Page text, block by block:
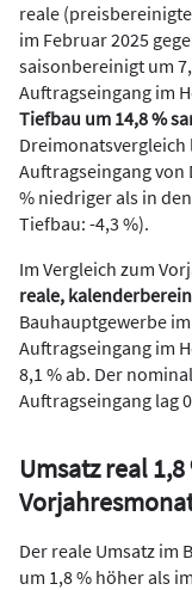
reale
im Februar 2025
saisonbereinigt um
Auftragseingang im
Tiefbau um 14,8 %
Auftragseingang von
% niedriger als in
Tiefbau: -4,3 %).
Im Vergleich zum
reale,
Bauhauptgewerbe
Auftragseingang im
8,1 % ab. Der
Auftragseingang lag
Umsatz real
Der reale Umsatz im
um 1,8 % höher als